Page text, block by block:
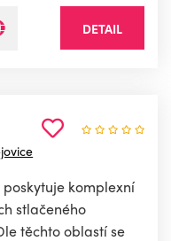
DETAIL
poskytuje komplexní
stlačeného
těchto oblastí se